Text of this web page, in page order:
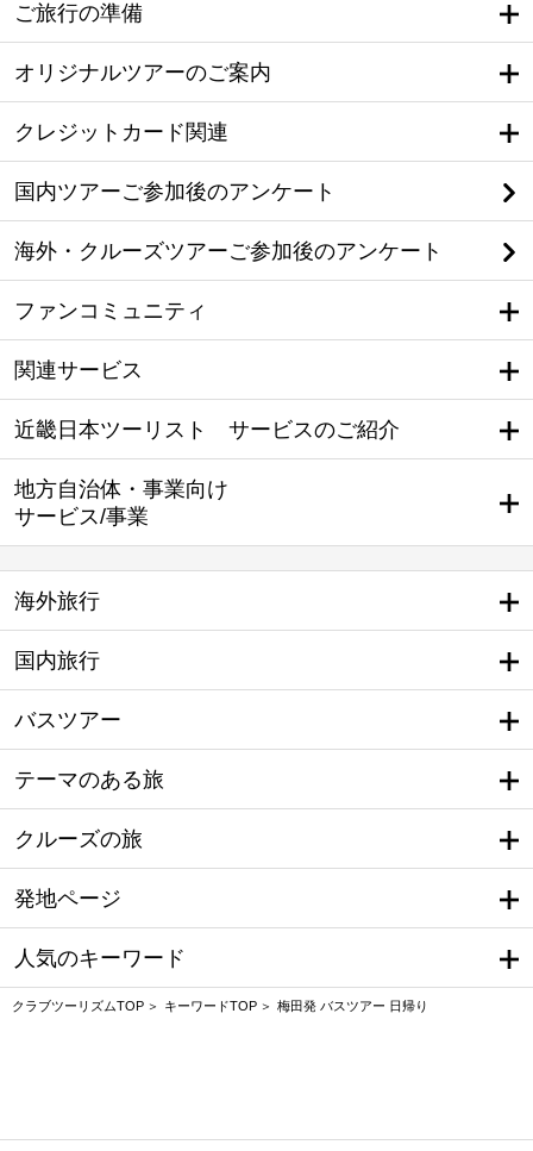
ご旅行の準備
オリジナルツアーのご案内
クレジットカード関連
国内ツアーご参加後のアンケート
海外・クルーズツアーご参加後のアンケート
ファンコミュニティ
関連サービス
近畿日本ツーリスト サービスのご紹介
地方自治体・事業向け
サービス/事業
海外旅行
国内旅行
バスツアー
テーマのある旅
クルーズの旅
発地ページ
人気のキーワード
クラブツーリズムTOP キーワードTOP 梅田発 バスツアー 日帰り